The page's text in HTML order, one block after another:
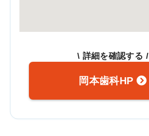
\ 詳細を確認する /
岡本歯科HP